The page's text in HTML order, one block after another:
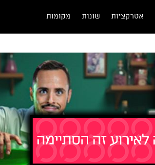
אטרקציות שונות מקומות